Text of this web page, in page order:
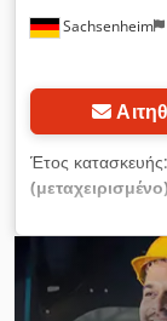
Sachsenheim
Έτος κατασκευής:
(μεταχειρισμένο)
Ανυψωτικό
φορτίο 5000 kg.